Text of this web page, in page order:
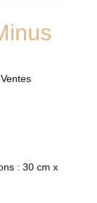
Ventes
: 30 cm x